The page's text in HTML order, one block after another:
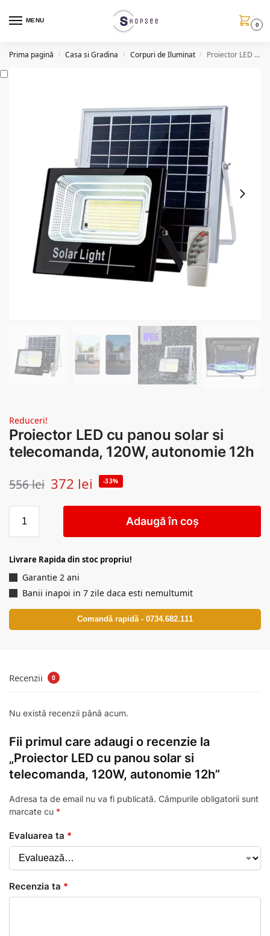
MENU
0
Prima pagină / Casa si Gradina / Corpuri de Iluminat / Proiector LED cu panou solar si telecomanda, 120W, autonomie 12h
Reduceri!
Proiector LED cu panou solar si
telecomanda, 120W, autonomie 12h
556lei 372 lei -33%
Adaugă în coș
Livrare Rapida din stoc propriu!
Garantie 2 ani
Banii inapoi in 7 zile daca esti nemultumit
Comandă rapidă - 0734.682.111
Recenzii 0
Nu există recenzii până acum.
Fii primul care adaugi o recenzie la
„Proiector LED cu panou solar si
telecomanda, 120W, autonomie 12h”
Adresa ta de email nu va fi publicată. Câmpurile obligatorii sunt
marcate cu *
Evaluarea ta *
Recenzia ta *